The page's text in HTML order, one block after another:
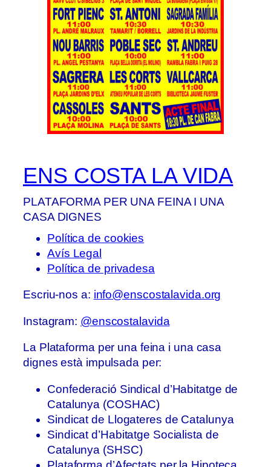
ENS COSTA LA VIDA
PLATAFORMA PER UNA FEINA I UNA
CASA DIGNES
Política de cookies
Avís Legal
Política de privadesa
Escriu-nos a: info@enscostalavida.org
Instagram: @enscostalavida
La Plataforma per una feina i una casa
dignes està impulsada per:
Confederació Sindical d’Habitatge de
Catalunya (COSHAC)
Sindicat de Llogateres de Catalunya
Sindicat d’Habitatge Socialista de
Catalunya (SHSC)